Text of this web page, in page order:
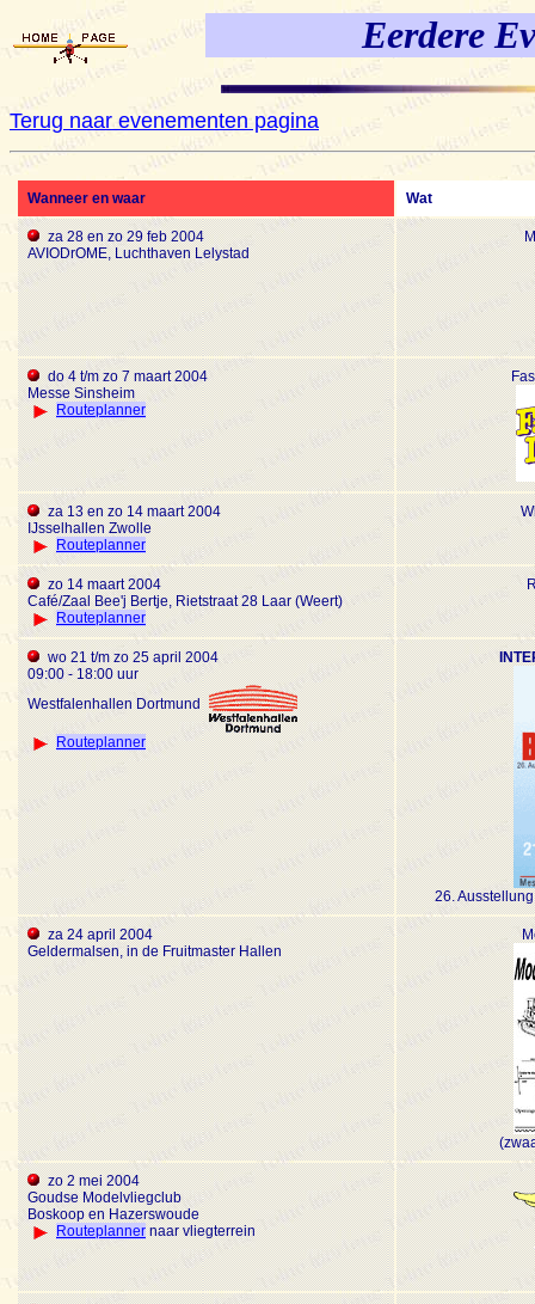
Eerdere
Terug naar evenementen pagina
Wanneer en waar Wat
za 28 en zo 29 feb 2004
AVIODrOME, Luchthaven Lelystad
do 4 t/m zo 7 maart 2004
Messe Sinsheim
Routeplanner
za 13 en zo 14 maart 2004
IJsselhallen Zwolle
Routeplanner
zo 14 maart 2004
Café/Zaal Bee'j Bertje, Rietstraat 28 Laar (Weert)
Routeplanner
wo 21 t/m zo 25 april 2004
09:00 - 18:00 uur
Westfalenhallen Dortmund
Routeplanner
26.
za 24 april 2004
Geldermalsen, in de Fruitmaster Hallen
zo 2 mei 2004
Goudse Modelvliegclub
Boskoop en Hazerswoude
Routeplannernaar vliegterrein